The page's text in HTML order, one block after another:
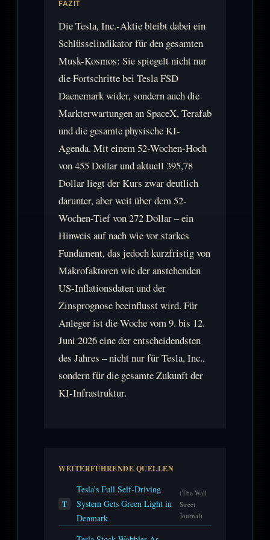
FAZIT
Die Tesla, Inc.-Aktie bleibt dabei ein
Schlüsselindikator für den gesamten
Musk-Kosmos: Sie spiegelt nicht nur
die Fortschritte bei Tesla FSD
Daenemark wider, sondern auch die
Markterwartungen an SpaceX, Terafab
und die gesamte physische KI-
Agenda. Mit einem 52-Wochen-Hoch
von 455 Dollar und aktuell 395,78
Dollar liegt der Kurs zwar deutlich
darunter, aber weit über dem 52-
Wochen-Tief von 272 Dollar – ein
Hinweis auf nach wie vor starkes
Fundament, das jedoch kurzfristig von
Makrofaktoren wie der anstehenden
US-Inflationsdaten und der
Zinsprognose beeinflusst wird. Für
Anleger ist die Woche vom 9. bis 12.
Juni 2026 eine der entscheidendsten
des Jahres – nicht nur für Tesla, Inc.,
sondern für die gesamte Zukunft der
KI-Infrastruktur.
WEITERFÜHRENDE QUELLEN
T
Tesla’s Full Self-Driving
System Gets Green Light in
Denmark
(The Wall
Street
Journal)